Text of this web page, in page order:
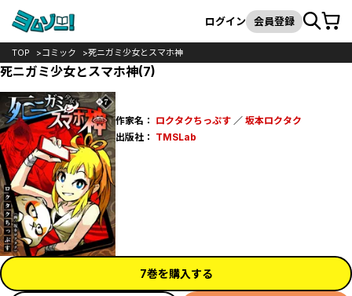
検索
ログイン 会員登録カート
TOP コミック 死ニガミ少女とスマホ神
死ニガミ少女とスマホ神(7)
作家名： ロクタクちっぷす／ 坂本ロクタク
出版社： TMSLab
7巻を購入する